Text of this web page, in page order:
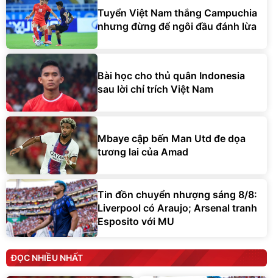
Tuyển Việt Nam thắng Campuchia
nhưng đừng để ngôi đầu đánh lừa
Bài học cho thủ quân Indonesia
sau lời chỉ trích Việt Nam
Mbaye cập bến Man Utd đe dọa
tương lai của Amad
Tin đồn chuyển nhượng sáng 8/8:
Liverpool có Araujo; Arsenal tranh
Esposito với MU
ĐỌC NHIỀU NHẤT